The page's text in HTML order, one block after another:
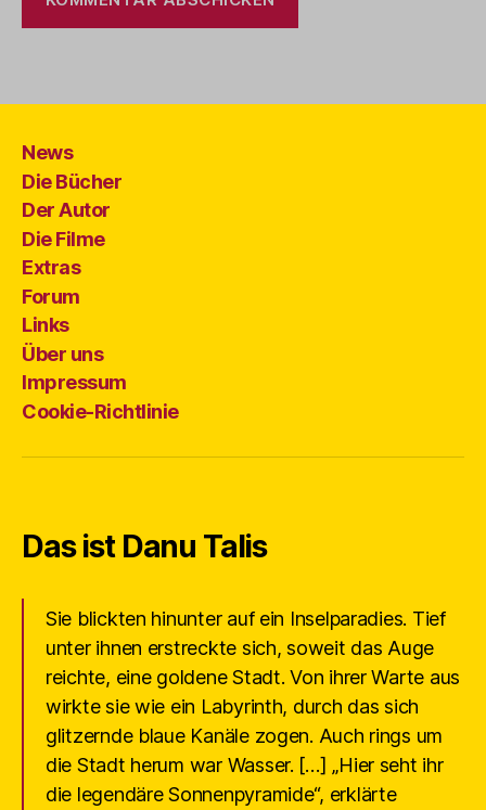
News
Die Bücher
Der Autor
Die Filme
Extras
Forum
Links
Über uns
Impressum
Cookie-Richtlinie
Das ist Danu Talis
Sie blickten hinunter auf ein Inselparadies. Tief
unter ihnen erstreckte sich, soweit das Auge
reichte, eine goldene Stadt. Von ihrer Warte aus
wirkte sie wie ein Labyrinth, durch das sich
glitzernde blaue Kanäle zogen. Auch rings um
die Stadt herum war Wasser. […] „Hier seht ihr
die legendäre Sonnenpyramide“, erklärte